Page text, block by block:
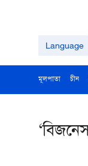
Language
মূলপাতা চীন